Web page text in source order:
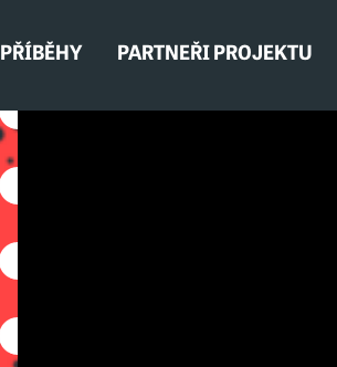
PŘÍBĚHY PARTNEŘI PROJEKTU